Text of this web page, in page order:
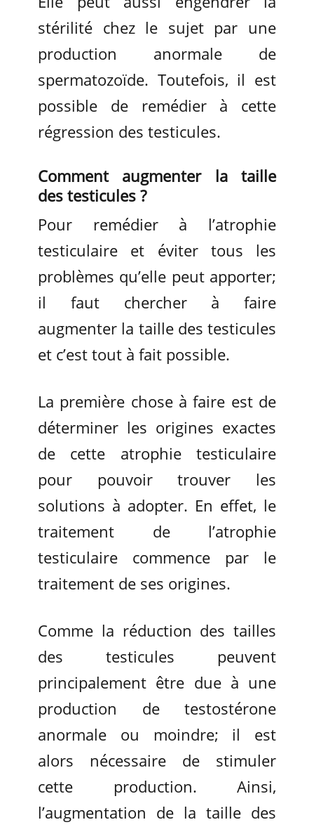
stérilité chez le sujet par une
production anormale de
spermatozoïde. Toutefois, il est
possible de remédier à cette
régression des testicules.
Comment augmenter la taille
des testicules ?
Pour remédier à l’atrophie
testiculaire et éviter tous les
problèmes qu’elle peut apporter;
il faut chercher à faire
augmenter la taille des testicules
et c’est tout à fait possible.
La première chose à faire est de
déterminer les origines exactes
de cette atrophie testiculaire
pour pouvoir trouver les
solutions à adopter. En effet, le
traitement de l’atrophie
testiculaire commence par le
traitement de ses origines.
Comme la réduction des tailles
des testicules peuvent
principalement être due à une
production de testostérone
anormale ou moindre; il est
alors nécessaire de stimuler
cette production. Ainsi,
l’augmentation de la taille des